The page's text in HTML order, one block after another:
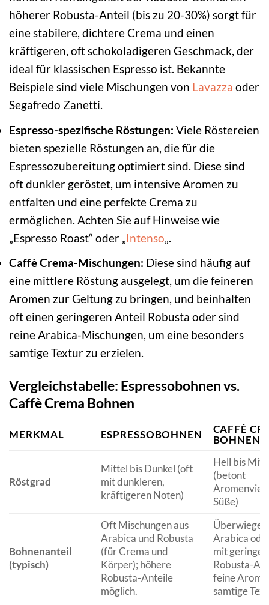
höherer Robusta-Anteil (bis zu 20-30%) sorgt für
eine stabilere, dichtere Crema und einen
kräftigeren, oft schokoladigeren Geschmack, der
ideal für klassischen Espresso ist. Bekannte
Beispiele sind viele Mischungen von Lavazza oder
Segafredo Zanetti.
Espresso-spezifische Röstungen: Viele Röstereien
bieten spezielle Röstungen an, die für die
Espressozubereitung optimiert sind. Diese sind
oft dunkler geröstet, um intensive Aromen zu
entfalten und eine perfekte Crema zu
ermöglichen. Achten Sie auf Hinweise wie
„Espresso Roast“ oder „Intenso„.
Caffè Crema-Mischungen: Diese sind häufig auf
eine mittlere Röstung ausgelegt, um die feineren
Aromen zur Geltung zu bringen, und beinhalten
oft einen geringeren Anteil Robusta oder sind
reine Arabica-Mischungen, um eine besonders
samtige Textur zu erzielen.
Vergleichstabelle: Espressobohnen vs.
Caffè Crema Bohnen
MERKMAL ESPRESSOBOHNEN
CAFFÈ
BOHNEN
Röstgrad
Mittel bis Dunkel (oft
mit dunkleren,
kräftigeren Noten)
Hell bis
(betont
Süße)
Bohnenanteil
(typisch)
Oft Mischungen aus
Arabica und Robusta
(für Crema und
Körper); höhere
Robusta-Anteile
möglich.
Arabica
mit
Robusta-
feine
samtige